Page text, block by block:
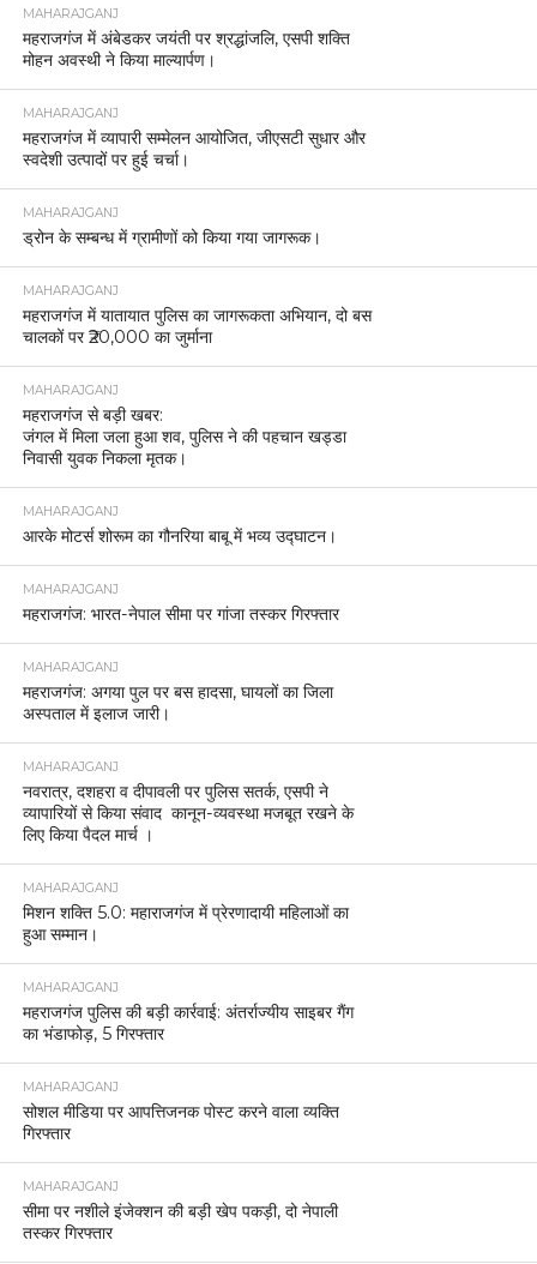
MAHARAJGANJ
महराजगंज में अंबेडकर जयंती पर श्रद्धांजलि, एसपी शक्ति
मोहन अवस्थी ने किया माल्यार्पण।
MAHARAJGANJ
महराजगंज में व्यापारी सम्मेलन आयोजित, जीएसटी सुधार और
स्वदेशी उत्पादों पर हुई चर्चा।
MAHARAJGANJ
ड्रोन के सम्बन्ध में ग्रामीणों को किया गया जागरूक।
MAHARAJGANJ
महराजगंज में यातायात पुलिस का जागरूकता अभियान, दो बस
चालकों पर ₹20,000 का जुर्माना
MAHARAJGANJ
महराजगंज से बड़ी खबर:
जंगल में मिला जला हुआ शव, पुलिस ने की पहचान खड्डा
निवासी युवक निकला मृतक।
MAHARAJGANJ
आरके मोटर्स शोरूम का गौनरिया बाबू में भव्य उद्घाटन।
MAHARAJGANJ
महराजगंज: भारत-नेपाल सीमा पर गांजा तस्कर गिरफ्तार
MAHARAJGANJ
महराजगंज: अगया पुल पर बस हादसा, घायलों का जिला
अस्पताल में इलाज जारी।
MAHARAJGANJ
नवरात्र, दशहरा व दीपावली पर पुलिस सतर्क, एसपी ने
व्यापारियों से किया संवाद कानून-व्यवस्था मजबूत रखने के
लिए किया पैदल मार्च ।
MAHARAJGANJ
मिशन शक्ति 5.0: महाराजगंज में प्रेरणादायी महिलाओं का
हुआ सम्मान।
MAHARAJGANJ
महराजगंज पुलिस की बड़ी कार्रवाई: अंतर्राज्यीय साइबर गैंग
का भंडाफोड़, 5 गिरफ्तार
MAHARAJGANJ
सोशल मीडिया पर आपत्तिजनक पोस्ट करने वाला व्यक्ति
गिरफ्तार
MAHARAJGANJ
सीमा पर नशीले इंजेक्शन की बड़ी खेप पकड़ी, दो नेपाली
तस्कर गिरफ्तार